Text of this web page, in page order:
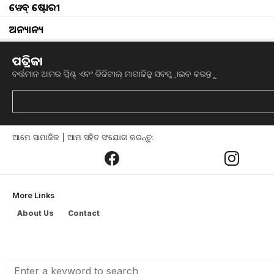
ୱେବ୍ ଷ୍ଟୋରୀ
ଅନ୍ୟାନ୍ୟ
ପତ୍ରିକା
ବର୍ତ୍ତମାନ ଆମର ପ୍ରିଣ୍ଟ୍ ଏବଂ ଡିଜିଟାଲ୍ ମାଗାଜିନ୍କୁ ସବସ୍କ୍ରାଇବ କରନ୍ତୁ
ଆମେ ସାମାଜିକ | ଆମ ସହିତ ସଂଯୋଗ କରନ୍ତୁ:
More Links
About Us
Contact
ଏହାକୁ ଜିଆଇ ଟ୍ୟାଗ୍ ଦିଆଯାଇଛି | ଆଜି
ମଖାନାର ଚାଷ ବିଷୟରେ କଥା ହେବା, ଆମେ
ପୋଖରୀ କିମ୍ବା ଗଭୀର ପାଣିରେ ଚାଷ
ଆବଶ୍ୟକ | କିନ୍ତୁ ଆପଣ ଜାଣନ୍ତି କି ମଖାନା
କୃଷକମାନେ ପୋଖରୀରେ ନୁହେଁ, ଧାନ